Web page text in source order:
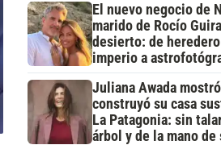
El nuevo negocio de
marido de Rocío
desierto: de
imperio a
Juliana Awada
construyó su casa
La Patagonia: sin
árbol y de la mano de